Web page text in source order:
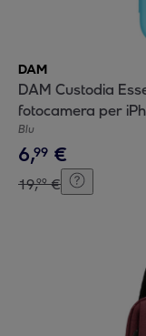
DAM
DAM Custodia Essential in silicone con protezione per
fotocamera per
velluto.
Blu
6,99 €
19,99 €